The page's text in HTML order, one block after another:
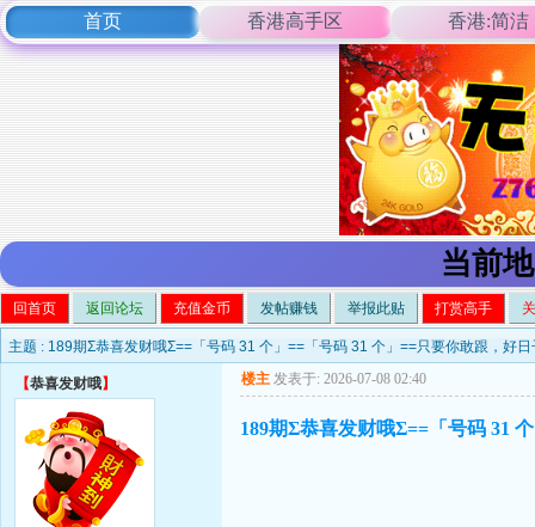
首页 香港高手区 香港:简洁
当前
回首页 返回论坛 充值金币 发帖赚钱 举报此贴 打赏高手
主题 : 189期Σ恭喜发财哦Σ==「号码 31 个」==「号码 31 个」==只要你敢跟，好
【恭喜发财哦】 楼主 发表于: 2026-07-08 02:40
189期Σ恭喜发财哦Σ==「号码 31